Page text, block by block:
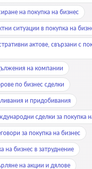
на покупка на бизнес
ситуации в покупка на
актове, свързани с
на компании
по бизнес сделки
и придобивания
сделки за покупка
за покупка на бизнес
на бизнес в затруднение
на акции и дялове